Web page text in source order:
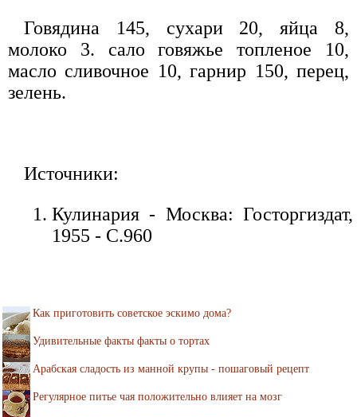
Говядина 145, сухари 20, яйца 8,
молоко 3. сало говяжье топленое 10,
масло сливочное 10, гарнир 150, перец,
зелень.
Источники:
Кулинария - Москва: Госторгиздат,
1955 - С.960
Как приготовить советское эскимо дома?
Удивительные факты факты о тортах
Арабская сладость из манной крупы - пошаговый рецепт
Регулярное питье чая положительно влияет на мозг